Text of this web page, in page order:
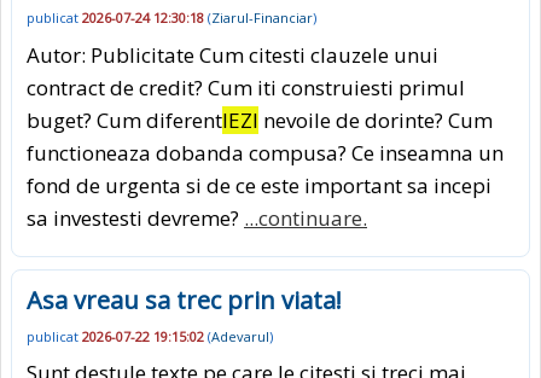
publicat 2026-07-24 12:30:18 (Ziarul-Financiar)
Autor: Publicitate Cum citesti clauzele unui
contract de credit? Cum iti construiesti primul
buget? Cum diferentIEZI nevoile de dorinte? Cum
functioneaza dobanda compusa? Ce inseamna un
fond de urgenta si de ce este important sa incepi
sa investesti devreme? ...continuare.
Asa vreau sa trec prin viata!
publicat 2026-07-22 19:15:02 (Adevarul)